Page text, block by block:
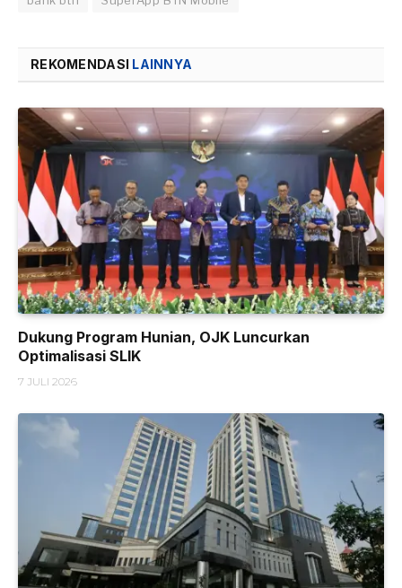
REKOMENDASI LAINNYA
Dukung Program Hunian, OJK Luncurkan
Optimalisasi SLIK
7 JULI 2026